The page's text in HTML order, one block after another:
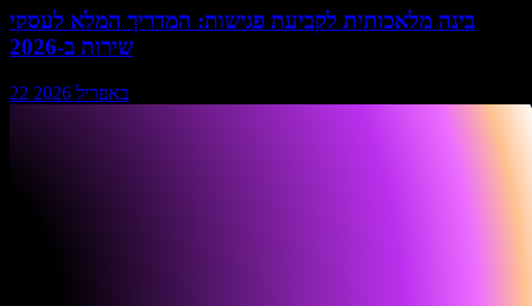
בינה מלאכותית לקביעת פגישות: המדריך המלא לעסקי
שירות ב-2026
22 באפריל 2026